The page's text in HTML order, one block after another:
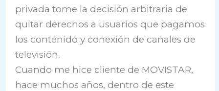
privada tome la decisión arbitraria de
quitar derechos a usuarios que pagamos
los contenido y conexión de canales de
televisión.
Cuando me hice cliente de MOVISTAR,
hace muchos años, dentro de este